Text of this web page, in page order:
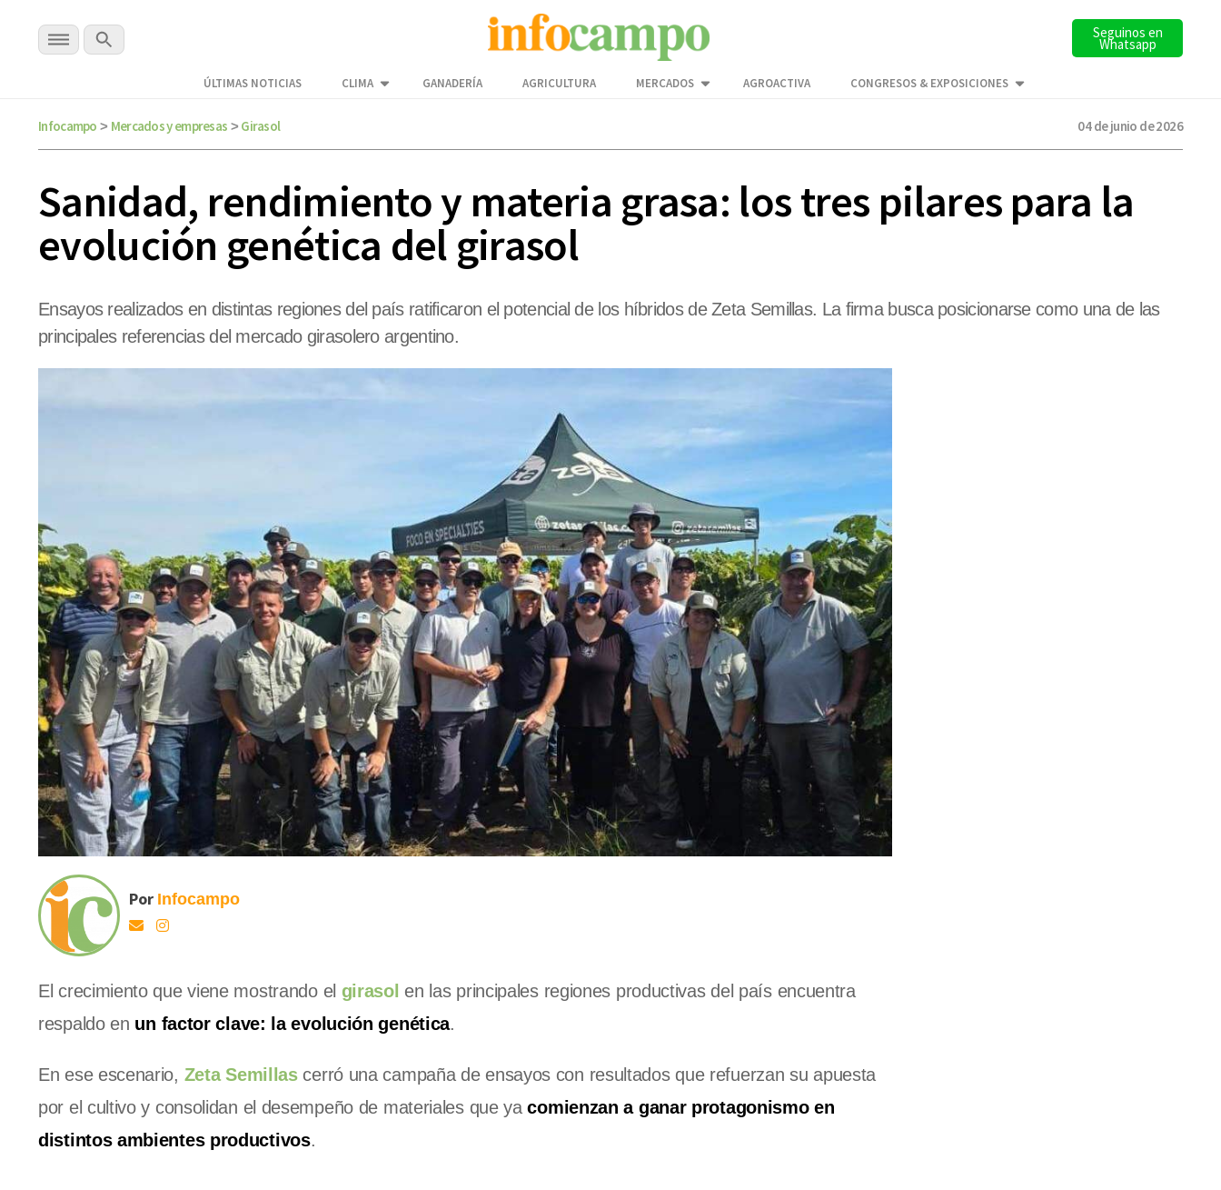
Seguinos en
Whatsapp
ÚLTIMAS NOTICIAS CLIMA GANADERÍA AGRICULTURA MERCADOS AGROACTIVA CONGRESOS & EXPOSICIONES
Infocampo > Mercados y empresas > Girasol 04 de junio de 2026
Sanidad, rendimiento y materia grasa: los tres pilares para la
evolución genética del girasol
Ensayos realizados en distintas regiones del país ratificaron el potencial de los híbridos de Zeta Semillas. La firma busca posicionarse como una de las
principales referencias del mercado girasolero argentino.
Por Infocampo
El crecimiento que viene mostrando el girasol en las principales regiones productivas del país encuentra
respaldo en un factor clave: la evolución genética.
En ese escenario, Zeta Semillascerró una campaña de ensayos con resultados que refuerzan su apuesta
por el cultivo y consolidan el desempeño de materiales que yacomienzan a ganar protagonismo en
distintos ambientes productivos.